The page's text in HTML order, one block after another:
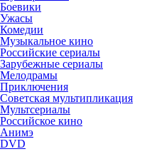
Боевики
Ужасы
Комедии
Музыкальное кино
Российские сериалы
Зарубежные сериалы
Мелодрамы
Приключения
Советская мультипликация
Мультсериалы
Российское кино
Анимэ
DVD